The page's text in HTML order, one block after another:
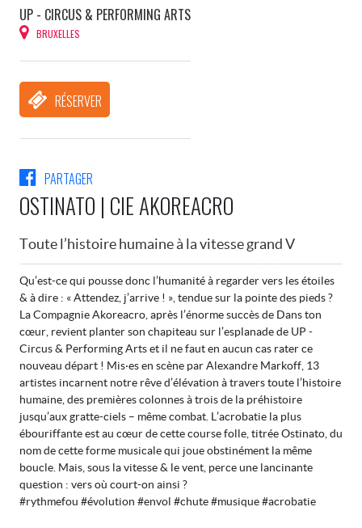
UP - CIRCUS & PERFORMING ARTS
BRUXELLES
RÉSERVER
PARTAGER
OSTINATO | CIE AKOREACRO
Toute l’histoire humaine à la vitesse grand V
Qu’est-ce qui pousse donc l’humanité à regarder vers les étoiles
& à dire : « Attendez, j’arrive ! », tendue sur la pointe des pieds ?
La Compagnie Akoreacro, après l’énorme succès de Dans ton
cœur, revient planter son chapiteau sur l’esplanade de UP -
Circus & Performing Arts et il ne faut en aucun cas rater ce
nouveau départ ! Mis·es en scène par Alexandre Markoff, 13
artistes incarnent notre rêve d’élévation à travers toute l’histoire
humaine, des premières colonnes à trois de la préhistoire
jusqu’aux gratte-ciels – même combat. L’acrobatie la plus
ébouriffante est au cœur de cette course folle, titrée Ostinato, du
nom de cette forme musicale qui joue obstinément la même
boucle. Mais, sous la vitesse & le vent, perce une lancinante
question : vers où court-on ainsi ?
#rythmefou #évolution #envol #chute #musique #acrobatie